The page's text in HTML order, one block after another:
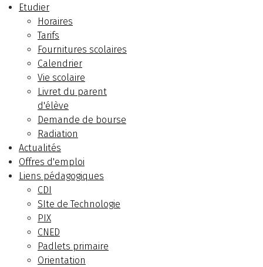
Etudier
Horaires
Tarifs
Fournitures scolaires
Calendrier
Vie scolaire
Livret du parent
d'élève
Demande de bourse
Radiation
Actualités
Offres d'emploi
Liens pédagogiques
CDI
SIte de Technologie
PIX
CNED
Padlets primaire
Orientation